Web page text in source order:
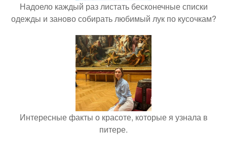
Надоело каждый раз листать бесконечные списки
одежды и заново собирать любимый лук по кусочкам?
Интересные факты о красоте, которые я узнала в
питере.